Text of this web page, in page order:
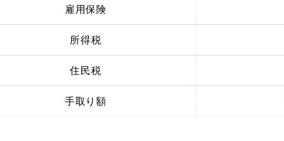
雇用保険
所得税
住民税
手取り額